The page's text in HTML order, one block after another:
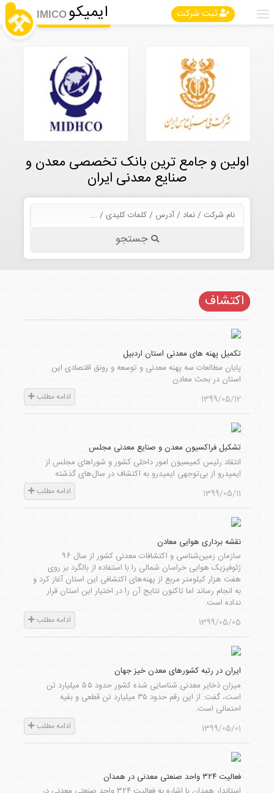
ثبت شرکت ایمیکو IMICO
اولین و جامع ترین بانک تخصصی معدن و
صنایع معدنی ایران
جستجو
اکتشاف
تکمیل پهنه های معدنی استان اردبیل
پایان مطالعات سه پهنه معدنی و توسعه و رونق اقتصادی این
استان در بحث معادن
1399/05/12
ادامه مطلب
تشکیل فراکسیون معدن و صنایع معدنی مجلس
انتقاد رئیس کمیسیون امور داخلی کشور و شوراهای مجلس از
ایمیدرو از بی‌توجهی ایمیدرو به اکتشاف در سال‌های گذشته
1399/05/11
ادامه مطلب
نقشه برداری هوایی معادن
سازمان زمین‌شناسی و اکتشافات معدنی کشور از سال ۹۶
ژئوفیزیک هوایی خراسان شمالی را با استفاده از بالگرد بر روی
هفت هزار کیلومتر مربع از پهنه‌های اکتشافی این استان آغاز کرد و
به انجام رساند اما تاکنون نتایج آن را در اختیار این استان قرار
نداده است.
1399/05/05
ادامه مطلب
ایران در رتبه کشورهای معدن خیز جهان
میزان ذخایر معدنی شناسایی شده کشور حدود ۵۵ میلیارد تن
است، گفت: از این رقم حدود ۳۵ میلیارد تن قطعی و بقیه
احتمالی است.
1399/05/01
ادامه مطلب
فعالیت ۳۲۴ واحد صنعتی معدنی در همدان